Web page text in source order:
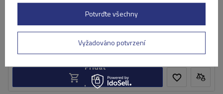
5 229,00 Kčs DPH
Produkt dostupný ve velkém množství
Již nyní zašleme11. srpna
Přidat
do
košíku
Vyžadováno potvrzení
Potvrďte všechny